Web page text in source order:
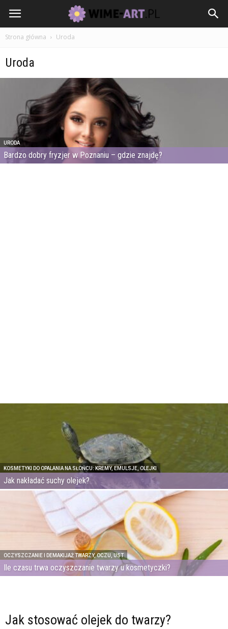
Strona główna Uroda
Uroda
URODA
Bardzo dobry fryzjer w Poznaniu – gdzie znajdę?
KOSMETYKI DO OPALANIA NA SŁOŃCU: KREMY, EMULSJE, OLEJKI
Jak nakładać suchy olejek?
OCZYSZCZANIE I DEMAKIJAŻ TWARZY, OCZU, UST
Ile czasu trwa oczyszczanie twarzy u kosmetyczki?
Jak stosować olejek do twarzy?